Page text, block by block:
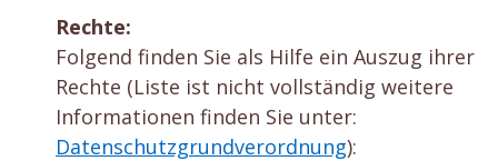
Rechte:
Folgend finden Sie als Hilfe ein Auszug ihrer
Rechte (Liste ist nicht vollständig weitere
Informationen finden Sie unter:
Datenschutzgrundverordnung):